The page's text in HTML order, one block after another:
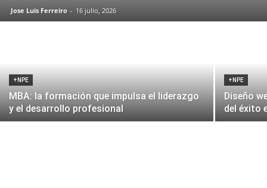
Jose Luis Ferreiro - 16 julio, 2026
+NPE
MBA: la formación que impulsa el liderazgo
y el desarrollo profesional
+NPE
Diseño
del éxito